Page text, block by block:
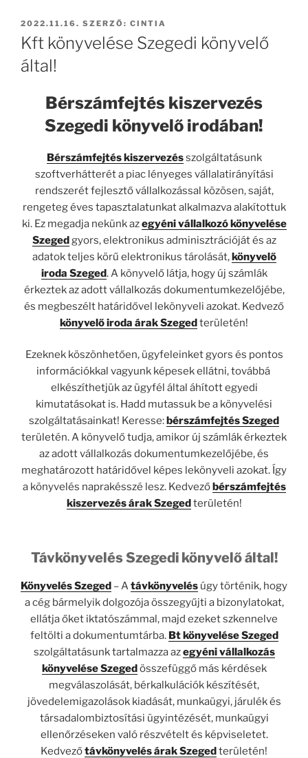
BEKÜLDVE:
2022.11.16. SZERZŐ: CINTIA
Kft könyvelése Szegedi könyvelő
által!
Bérszámfejtés kiszervezés
Szegedi könyvelő irodában!
Bérszámfejtés kiszervezésszolgáltatásunk
szoftverhátterét a piac lényeges vállalatirányítási
rendszerét fejlesztő vállalkozással közösen, saját,
rengeteg éves tapasztalatunkat alkalmazva alakítottuk
ki. Ez megadja nekünk azegyéni vállalkozó könyvelése
Szegedgyors, elektronikus adminisztrációját és az
adatok teljes körű elektronikus tárolását,könyvelő
iroda Szeged. A könyvelő látja, hogy új számlák
érkeztek az adott vállalkozás dokumentumkezelőjébe,
és megbeszélt határidővel lekönyveli azokat. Kedvező
könyvelő iroda árak Szegedterületén!
Ezeknek köszönhetően, ügyfeleinket gyors és pontos
információkkal vagyunk képesek ellátni, továbbá
elkészíthetjük az ügyfél által áhított egyedi
kimutatásokat is. Hadd mutassuk be a könyvelési
szolgáltatásainkat! Keresse:bérszámfejtés Szeged
területén. A könyvelő tudja, amikor új számlák érkeztek
az adott vállalkozás dokumentumkezelőjébe, és
meghatározott határidővel képes lekönyveli azokat. Így
a könyvelés naprakésszé lesz. Kedvezőbérszámfejtés
kiszervezés árak Szegedterületén!
Távkönyvelés Szegedi könyvelő által!
Könyvelés Szeged – A távkönyvelés úgy történik, hogy
a cég bármelyik dolgozója összegyűjti a bizonylatokat,
ellátja őket iktatószámmal, majd ezeket szkennelve
feltölti a dokumentumtárba. Bt könyvelése Szeged
szolgáltatásunk tartalmazza azegyéni vállalkozás
könyvelése Szegedösszefüggő más kérdések
megválaszolását, bérkalkulációk készítését,
jövedelemigazolások kiadását, munkaügyi, járulék és
társadalombiztosítási ügyintézését, munkaügyi
ellenőrzéseken való részvételt és képviseletet.
Kedvezőtávkönyvelés árak Szegedterületén!